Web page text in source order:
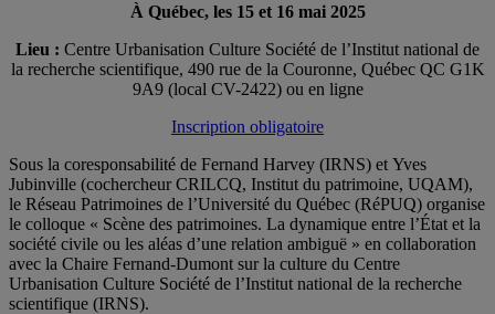
À Québec, les 15 et 16 mai 2025
Lieu : Centre Urbanisation Culture Société de l’Institut national de
la recherche scientifique, 490 rue de la Couronne, Québec QC G1K
9A9 (local CV-2422) ou en ligne
Inscription obligatoire
Sous la coresponsabilité de Fernand Harvey (IRNS) et Yves
Jubinville (cochercheur CRILCQ, Institut du patrimoine, UQAM),
le Réseau Patrimoines de l’Université du Québec (RéPUQ) organise
le colloque « Scène des patrimoines. La dynamique entre l’État et la
société civile ou les aléas d’une relation ambiguë » en collaboration
avec la Chaire Fernand-Dumont sur la culture du Centre
Urbanisation Culture Société de l’Institut national de la recherche
scientifique (IRNS).